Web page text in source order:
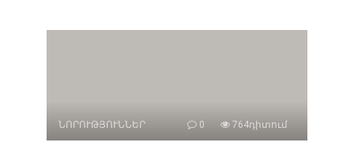
ՆՈՐՈՒԹՅՈՒՆՆԵՐ 0 764դիտում